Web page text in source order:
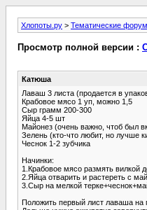
Хлопоты.ру > Тематические
Просмотр полной версии :
Катюша
Лаваш 3 листа (продается в
Крабовое мясо 1 уп, можно 1,5
Сыр грамм 200-300
Яйца 4-5 шт
Майонез (очень важно, чтоб был
Зелень (кто-что любит, но лучше
Чеснок 1-2 зубчика
Начинки:
1.Крабовое мясо размять вилкой
2.Яйца отварить и растереть с
3.Сыр на мелкой
Положить первый лист лаваша на